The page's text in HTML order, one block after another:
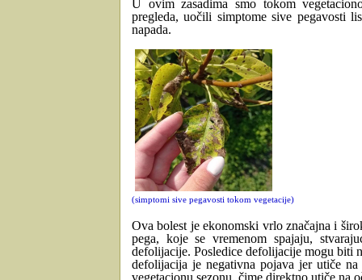
U ovim zasadima smo tokom
pregleda, uočili simptome sive pegavosti
napada.
(simptomi sive pegavosti tokom vegetacije)
Ova bolest je ekonomski vrlo značajna i
pega, koje se vremenom spajaju,
defolijacije. Posledice defolijacije mogu
defolijacija je negativna pojava jer utiče